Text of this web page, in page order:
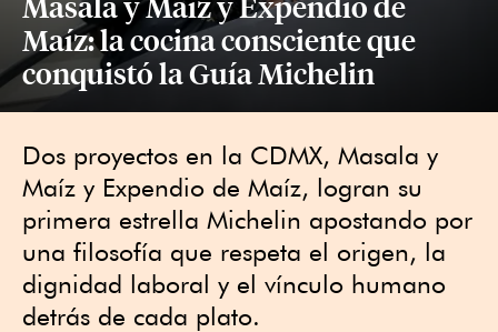
Maíz: la cocina consciente que
conquistó la Guía Michelin
Dos proyectos en la CDMX, Masala y
Maíz y Expendio de Maíz, logran su
primera estrella Michelin apostando por
una filosofía que respeta el origen, la
dignidad laboral y el vínculo humano
detrás de cada plato.